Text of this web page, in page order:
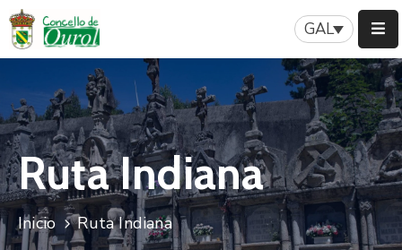
GAL
Concello
Servizos
Patrimonio
A
Ruta Indiana
Inicio Ruta Indiana